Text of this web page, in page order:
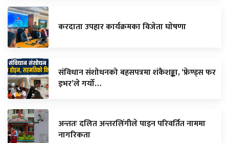
करदाता उपहार कार्यक्रमका विजेता घाेषणा
संविधान संशोधनको बहसपत्रमा शंकैशङ्का, ‘फ्रेण्ड्स फर
इभर’ले गर्यो…
अन्ततः दलित अन्तरलिंगीले पाइन परिवर्तित नाममा
नागरिकता